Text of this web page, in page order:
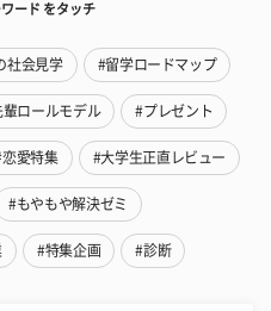
ード をタッチ
社会見学 #留学ロードマップ
輩ロールモデル #プレゼント
恋愛特集 #大学生正直レビュー
#もやもや解決ゼミ
#特集企画 #診断